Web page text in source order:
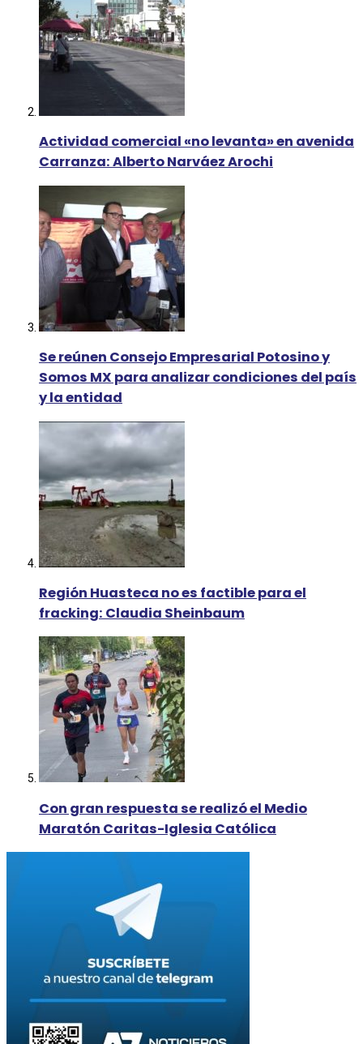
Actividad comercial «no levanta» en avenida
Carranza: Alberto Narváez Arochi
Se reúnen Consejo Empresarial Potosino y
Somos MX para analizar condiciones del país
y la entidad
Región Huasteca no es factible para el
fracking: Claudia Sheinbaum
Con gran respuesta se realizó el Medio
Maratón Caritas-Iglesia Católica